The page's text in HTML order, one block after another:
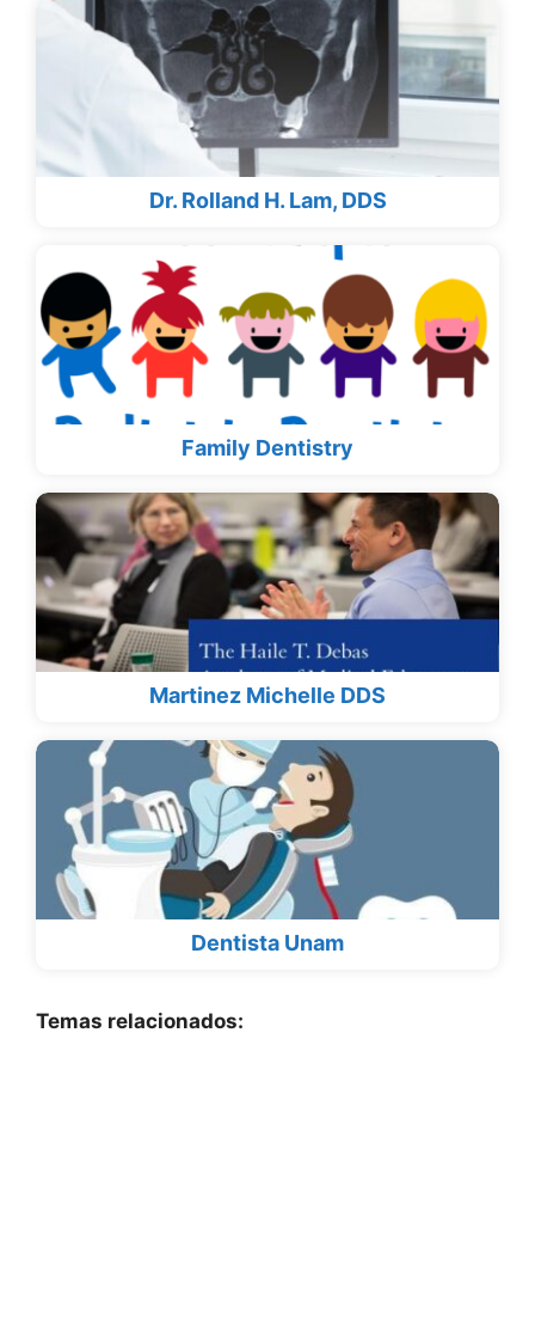
Dr. Rolland H. Lam, DDS
Family Dentistry
Martinez Michelle DDS
Dentista Unam
Temas relacionados: